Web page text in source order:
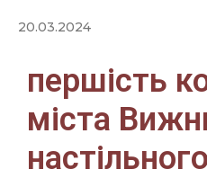
20.03.2024
першість
міста